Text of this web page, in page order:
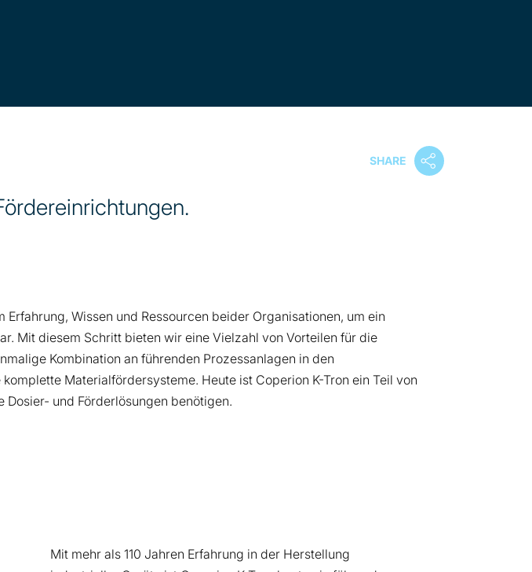
SHARE
Wissen und Ressourcen beider Organisationen, um ein
Mit diesem Schritt bieten wir eine Vielzahl von Vorteilen für die
Kombination an führenden Prozessanlagen in den
Materialfördersysteme. Heute ist Coperion K-Tron ein Teil von
und Förderlösungen benötigen.
Mit mehr als 110 Jahren Erfahrung in der Herstellung